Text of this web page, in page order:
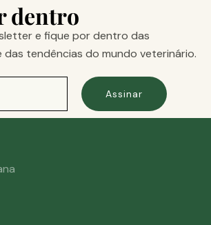
dentro
e fique por dentro das
das tendências do mundo veterinário.
Assinar